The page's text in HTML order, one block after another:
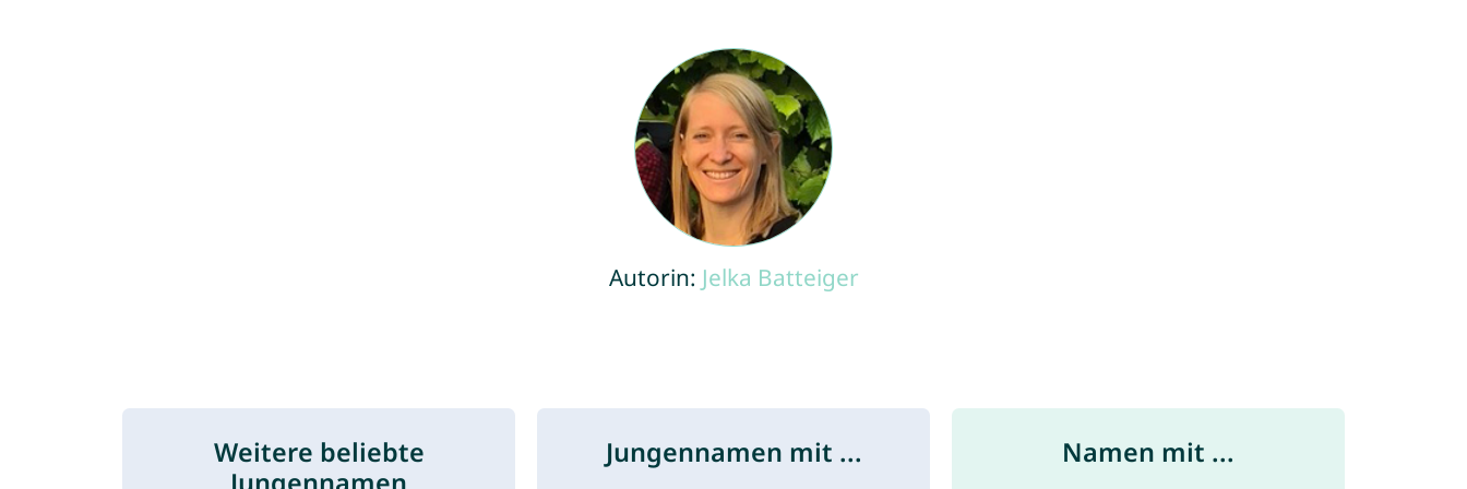
Autorin: Jelka Batteiger
Weitere beliebte
Jungennamen
Jungennamen mit ... Namen mit ...